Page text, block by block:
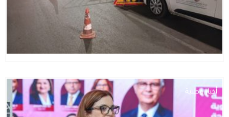
أخبار وطنية